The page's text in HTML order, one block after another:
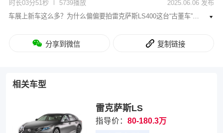
时长03分51秒 5739播放
2025.06.06 发布
车展上新车这么多？为什么偏偏要拍雷克萨斯LS400这台“古董车”？是TA实力太强，是因为TA年份长？还是有其他原因？请跟随镜头和我一探究竟！
分享到微信 复制链接
相关车型
雷克萨斯LS
指导价：80-180.3万